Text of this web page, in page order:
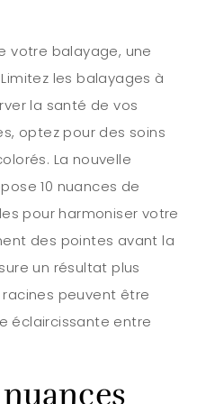
votre balayage, une
les balayages à
la santé de vos
optez pour des soins
La nouvelle
10 nuances de
pour harmoniser votre
des pointes avant la
un résultat plus
peuvent être
éclaircissante entre